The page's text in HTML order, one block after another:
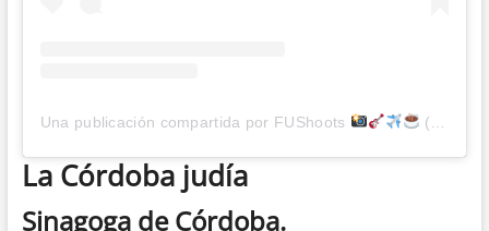
Una publicación compartida por FUShoots (@fushoots)
La Córdoba judía
Sinagoga de Córdoba.